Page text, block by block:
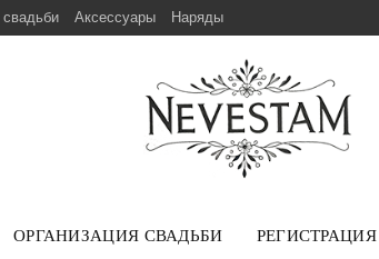
свадьби Аксессуары Наряды
ОРГАНИЗАЦИЯ СВАДЬБИ